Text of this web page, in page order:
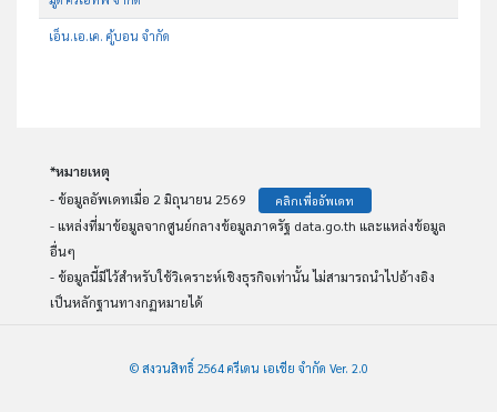
เอ็น.เอ.เค. คู้บอน จำกัด
*หมายเหตุ
- ข้อมูลอัพเดทเมื่อ 2 มิถุนายน 2569
คลิกเพื่ออัพเดท
- แหล่งที่มาข้อมูลจากศูนย์กลางข้อมูลภาครัฐ data.go.th และแหล่งข้อมูล
อื่นๆ
- ข้อมูลนี้มีไว้สำหรับใช้วิเคราะห์เชิงธุรกิจเท่านั้น ไม่สามารถนำไปอ้างอิง
เป็นหลักฐานทางกฏหมายได้
© สงวนสิทธิ์ 2564 ครีเดน เอเชีย จำกัด Ver. 2.0